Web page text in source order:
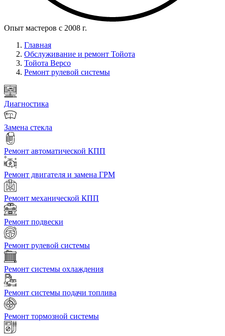
Опыт мастеров с 2008 г.
Главная
Обслуживание и ремонт Тойота
Тойота Версо
Ремонт рулевой системы
Диагностика
Замена стекла
Ремонт автоматической КПП
Ремонт двигателя и замена ГРМ
Ремонт механической КПП
Ремонт подвески
Ремонт рулевой системы
Ремонт системы охлаждения
Ремонт системы подачи топлива
Ремонт тормозной системы